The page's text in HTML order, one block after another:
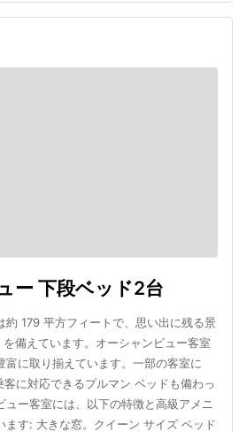
ー 下段ベッド2台
約 179 平方フィートで、思い出に残る景
備えています。オーシャンビュー客室
富に取り揃えています。一部の客室に
に対応できるプルマン ベッドも備わっ
ュー客室には、以下の特徴と高級アメニ
ます: 大きな窓。クイーン サイズ ベッド